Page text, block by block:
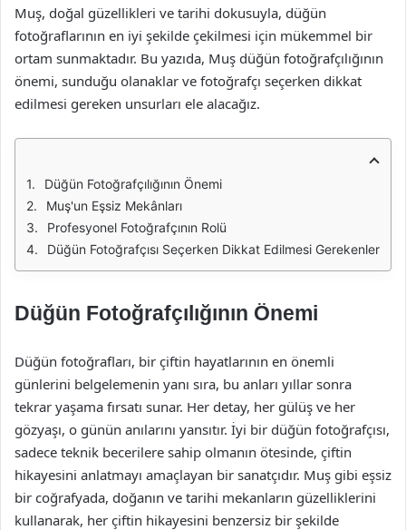
Muş, doğal güzellikleri ve tarihi dokusuyla, düğün
fotoğraflarının en iyi şekilde çekilmesi için mükemmel bir
ortam sunmaktadır. Bu yazıda, Muş düğün fotoğrafçılığının
önemi, sunduğu olanaklar ve fotoğrafçı seçerken dikkat
edilmesi gereken unsurları ele alacağız.
Düğün Fotoğrafçılığının Önemi
Muş'un Eşsiz Mekânları
Profesyonel Fotoğrafçının Rolü
Düğün Fotoğrafçısı Seçerken Dikkat Edilmesi Gerekenler
Düğün Fotoğrafçılığının Önemi
Düğün fotoğrafları, bir çiftin hayatlarının en önemli
günlerini belgelemenin yanı sıra, bu anları yıllar sonra
tekrar yaşama fırsatı sunar. Her detay, her gülüş ve her
gözyaşı, o günün anılarını yansıtır. İyi bir düğün fotoğrafçısı,
sadece teknik becerilere sahip olmanın ötesinde, çiftin
hikayesini anlatmayı amaçlayan bir sanatçıdır. Muş gibi eşsiz
bir coğrafyada, doğanın ve tarihi mekanların güzelliklerini
kullanarak, her çiftin hikayesini benzersiz bir şekilde